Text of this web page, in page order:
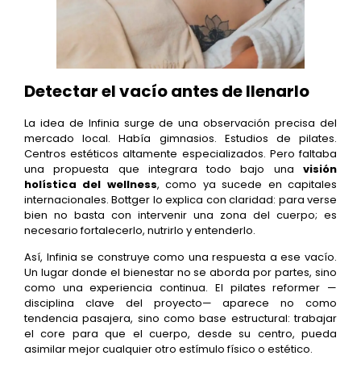
Detectar el vacío antes de llenarlo
La idea de Infinia surge de una observación precisa del
mercado local. Había gimnasios. Estudios de pilates.
Centros estéticos altamente especializados. Pero faltaba
una propuesta que integrara todo bajo una visión
holística del wellness, como ya sucede en capitales
internacionales. Bottger lo explica con claridad: para verse
bien no basta con intervenir una zona del cuerpo; es
necesario fortalecerlo, nutrirlo y entenderlo.
Así, Infinia se construye como una respuesta a ese vacío.
Un lugar donde el bienestar no se aborda por partes, sino
como una experiencia continua. El pilates reformer —
disciplina clave del proyecto— aparece no como
tendencia pasajera, sino como base estructural: trabajar
el core para que el cuerpo, desde su centro, pueda
asimilar mejor cualquier otro estímulo físico o estético.